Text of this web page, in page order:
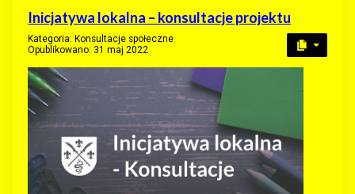
Inicjatywa lokalna – konsultacje projektu
Kategoria: Konsultacje społeczne
Opublikowano: 31 maj 2022